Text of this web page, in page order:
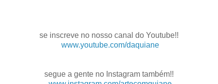
se inscreve no nosso canal do Youtube!!
www.youtube.com/daquiane
segue a gente no Instagram também!!